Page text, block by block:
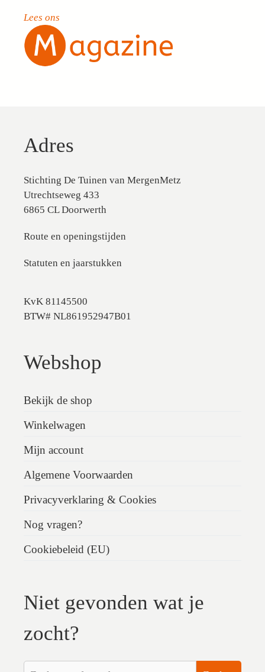
Lees ons
Adres
Stichting De Tuinen van MergenMetz
Utrechtseweg 433
6865 CL Doorwerth
Route en openingstijden
Statuten en jaarstukken
KvK 81145500
BTW# NL861952947B01
Webshop
Bekijk de shop
Winkelwagen
Mijn account
Algemene Voorwaarden
Privacyverklaring & Cookies
Nog vragen?
Cookiebeleid (EU)
Niet gevonden wat je
zocht?